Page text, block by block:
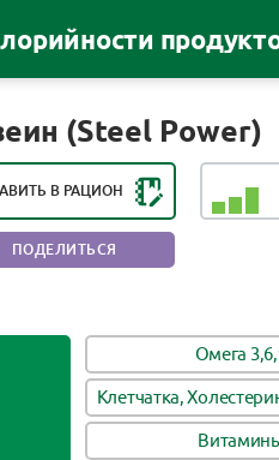
(Steel Power)
В РАЦИОН
КОЛИЧЕСТВАХ
ПОДЕЛИТЬСЯ
Омега
Клетчатка,